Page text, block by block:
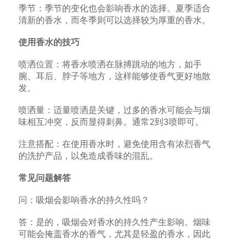
季节：季节的变化也会影响香水的选择。夏季适合
清新的香水，而冬季则可以选择较为厚重的香水。
使用香水的技巧
喷洒位置：将香水喷洒在脉搏跳动的地方，如手
腕、耳后、脖子等地方，这样能够使香气更好地散
发。
喷洒量：适量喷洒是关键，过多的香水可能会与烟
味相互冲突，反而显得刺鼻。通常2到3喷即可。
注意搭配：在使用香水时，避免使用含有浓烈香气
的洗护产品，以免造成香味的混乱。
常见问题解答
问：吸烟会影响香水的持久性吗？
答：是的，吸烟会对香水的持久性产生影响。烟味
可能会掩盖香水的香气，尤其是轻盈的香水，因此